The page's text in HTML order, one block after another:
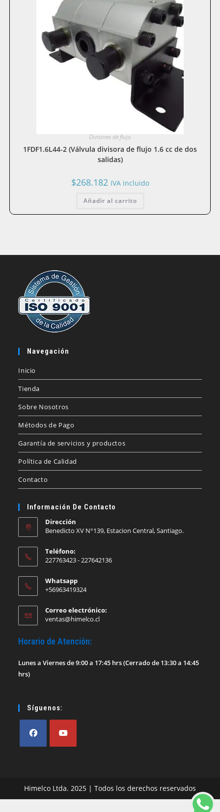
Divisores de flujo
1FDF1.6L44-2 (Válvula divisora de flujo 1.6 cc de dos
salidas)
$268.182 IVA incluido
Añadir al carrito
Navegación
Inicio
Tienda
Sobre Nosotros
Métodos de Pago
Garantía de servicios y productos
Política de Calidad
Contacto
Información De Contacto
Dirección
Benedicto XV N°139, Estacion Central, Santiago.
Teléfono:
227763423 - 227642136
Whatsapp
+56963419324
Correo electrónico:
ventas@himelco.clSe
Horario de Atención:
Lunes a Viernes de 9:00 a 17:45 hrs (Cerrado de 13:30 a 14:45
hrs)
Síguenos:
una
nueva
una
nueva
Himelco Ltda. 2025 | Todos los derechos reservados